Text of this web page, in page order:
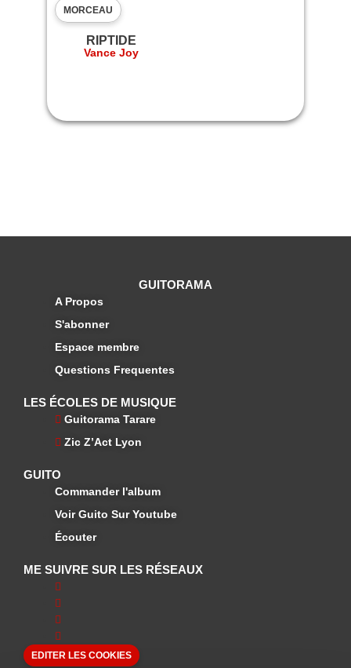
MORCEAU
RIPTIDE
Vance Joy
GUITORAMA
A Propos
S'abonner
Espace membre
Questions Frequentes
LES ÉCOLES DE MUSIQUE
Guitorama Tarare
Zic Z’Act Lyon
GUITO
Commander l'album
Voir Guito Sur Youtube
Écouter
ME SUIVRE SUR LES RÉSEAUX
EDITER LES COOKIES